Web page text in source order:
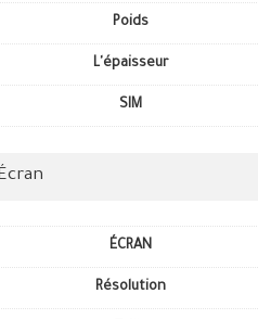
Poids
L'épaisseur
SIM
ÉCRAN
Résolution